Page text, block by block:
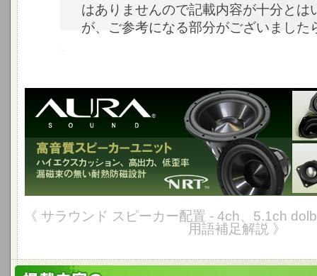
はありませんので記載内容が十分とは
が、ご参考になる部分がございました
《 サラウンド スピーカー配置 - 4ch、5.1ch
用語補足解説 》